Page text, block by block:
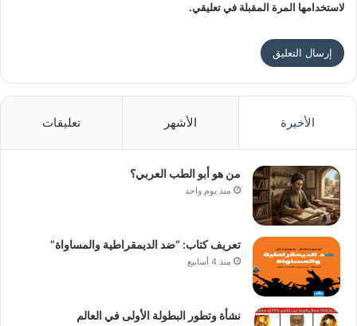
لاستخدامها المرة المقبلة في تعليقي.
الأخيرة الأشهر تعليقات
من هو أبو الطب العربي؟
منذ يوم واحد
تعريف كتاب: “ضد الديمقراطية والمساواة”
منذ 4 أسابيع
نشأة وتطور البطولة الأولى في العالم